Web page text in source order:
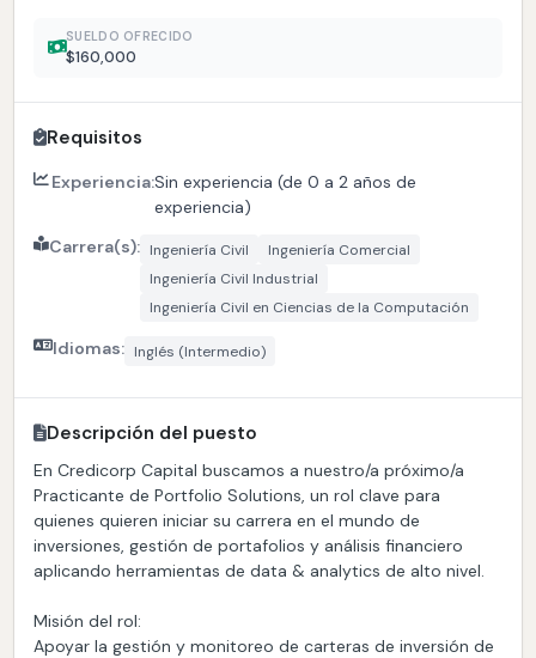
SUELDO OFRECIDO
$160,000
Requisitos
Experiencia:Sin experiencia (de 0 a 2 años de
experiencia)
Carrera(s): Ingeniería Civil
Ingeniería Comercial
Ingeniería Civil Industrial
Ingeniería Civil en Ciencias de la Computación
Idiomas: Inglés (Intermedio)
Descripción del puesto
En Credicorp Capital buscamos a nuestro/a próximo/a
Practicante de Portfolio Solutions, un rol clave para
quienes quieren iniciar su carrera en el mundo de
inversiones, gestión de portafolios y análisis financiero
aplicando herramientas de data & analytics de alto nivel.
Misión del rol:
Apoyar la gestión y monitoreo de carteras de inversión de